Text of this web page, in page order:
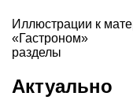
Иллюстрации к
«Гастроном»
разделы
Актуально